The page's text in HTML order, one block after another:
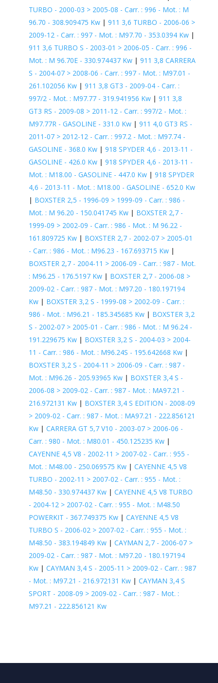
TURBO - 2000-03 > 2005-08 - Carr. : 996 - Mot. : M
96.70 - 308.909475 Kw| 911 3,6 TURBO - 2006-06 >
2009-12 - Carr. : 997 - Mot. : M97.70 - 353.0394 Kw|
911 3,6 TURBO S - 2003-01 > 2006-05 - Carr. : 996 -
Mot. : M 96.70E - 330.974437 Kw| 911 3,8 CARRERA
S - 2004-07 > 2008-06 - Carr. : 997 - Mot. : M97.01 -
261.102056 Kw| 911 3,8 GT3 - 2009-04 - Carr. :
997/2 - Mot. : M97.77 - 319.941956 Kw| 911 3,8
GT3 RS - 2009-08 > 2011-12 - Carr. : 997/2 - Mot. :
M97.77R - GASOLINE - 331.0 Kw| 911 4,0 GT3 RS -
2011-07 > 2012-12 - Carr. : 997.2 - Mot. : M97.74 -
GASOLINE - 368.0 Kw| 918 SPYDER 4,6 - 2013-11 -
GASOLINE - 426.0 Kw| 918 SPYDER 4,6 - 2013-11 -
Mot. : M18.00 - GASOLINE - 447.0 Kw| 918 SPYDER
4,6 - 2013-11 - Mot. : M18.00 - GASOLINE - 652.0 Kw
| BOXSTER 2,5 - 1996-09 > 1999-09 - Carr. : 986 -
Mot. : M 96.20 - 150.041745 Kw| BOXSTER 2,7 -
1999-09 > 2002-09 - Carr. : 986 - Mot. : M 96.22 -
161.809725 Kw| BOXSTER 2,7 - 2002-07 > 2005-01
- Carr. : 986 - Mot. : M96.23 - 167.693715 Kw|
BOXSTER 2,7 - 2004-11 > 2006-09 - Carr. : 987 - Mot.
: M96.25 - 176.5197 Kw| BOXSTER 2,7 - 2006-08 >
2009-02 - Carr. : 987 - Mot. : M97.20 - 180.197194
Kw| BOXSTER 3,2 S - 1999-08 > 2002-09 - Carr. :
986 - Mot. : M96.21 - 185.345685 Kw| BOXSTER 3,2
S - 2002-07 > 2005-01 - Carr. : 986 - Mot. : M 96.24 -
191.229675 Kw| BOXSTER 3,2 S - 2004-03 > 2004-
11 - Carr. : 986 - Mot. : M96.24S - 195.642668 Kw|
BOXSTER 3,2 S - 2004-11 > 2006-09 - Carr. : 987 -
Mot. : M96.26 - 205.93965 Kw| BOXSTER 3,4 S -
2006-08 > 2009-02 - Carr. : 987 - Mot. : MA97.21 -
216.972131 Kw| BOXSTER 3,4 S EDITION - 2008-09
> 2009-02 - Carr. : 987 - Mot. : MA97.21 - 222.856121
Kw| CARRERA GT 5,7 V10 - 2003-07 > 2006-06 -
Carr. : 980 - Mot. : M80.01 - 450.125235 Kw|
CAYENNE 4,5 V8 - 2002-11 > 2007-02 - Carr. : 955 -
Mot. : M48.00 - 250.069575 Kw| CAYENNE 4,5 V8
TURBO - 2002-11 > 2007-02 - Carr. : 955 - Mot. :
M48.50 - 330.974437 Kw| CAYENNE 4,5 V8 TURBO
- 2004-12 > 2007-02 - Carr. : 955 - Mot. : M48.50
POWERKIT - 367.749375 Kw| CAYENNE 4,5 V8
TURBO S - 2006-02 > 2007-02 - Carr. : 955 - Mot. :
M48.50 - 383.194849 Kw| CAYMAN 2,7 - 2006-07 >
2009-02 - Carr. : 987 - Mot. : M97.20 - 180.197194
Kw| CAYMAN 3,4 S - 2005-11 > 2009-02 - Carr. : 987
- Mot. : M97.21 - 216.972131 Kw| CAYMAN 3,4 S
SPORT - 2008-09 > 2009-02 - Carr. : 987 - Mot. :
M97.21 - 222.856121 Kw